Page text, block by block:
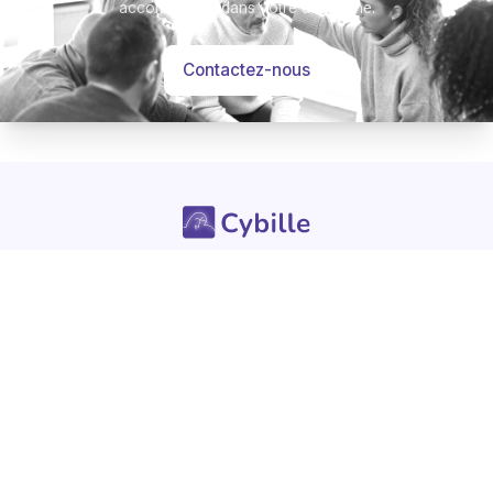
Mémorial
accompagner dans votre démarche.
Contactez-nous